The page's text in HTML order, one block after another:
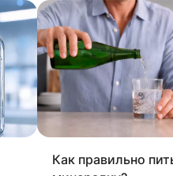
Как правильно